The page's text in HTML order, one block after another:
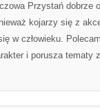
Przystań dobrze
kojarzy się z
w człowieku.
i porusza tematy